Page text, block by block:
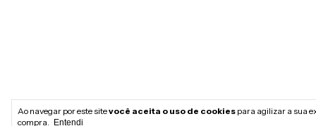
Ao navegar por este sitevocê aceita o uso de cookies para agilizar a sua
compra.
Entendi